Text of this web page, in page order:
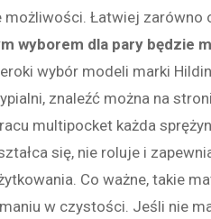
możliwości. Łatwiej zarówno
wyborem dla pary będzie
wybór modeli marki
znaleźć można na
multipocket każda
się, nie roluje i
Co ważne, takie
w czystości. Jeśli nie